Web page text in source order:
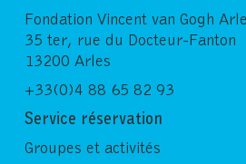
Fondation Vincent van Gogh
35 ter, rue du Docteur-Fanton
13200 Arles
+33(0)4 88 65 82 93
Service réservation
Groupes et activités